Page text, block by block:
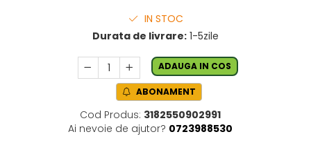
IN STOC
Durata de livrare: 1-5zile
ADAUGA IN COS
ABONAMENT
Cod Produs: 3182550902991
Ai nevoie de ajutor? 0723988530